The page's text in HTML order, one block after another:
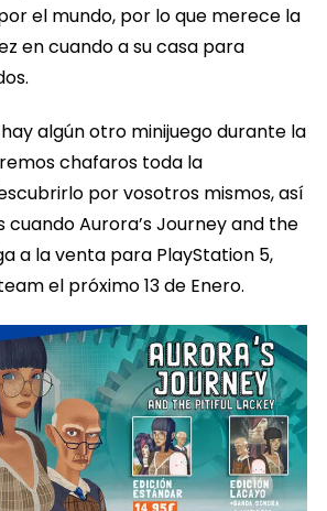
el mundo, por lo que merece la
en cuando a su casa para
algún otro minijuego durante la
chafaros toda la
por vosotros mismos, así
cuando Aurora’s Journey and the
a la venta para PlayStation 5,
el próximo 13 de Enero.